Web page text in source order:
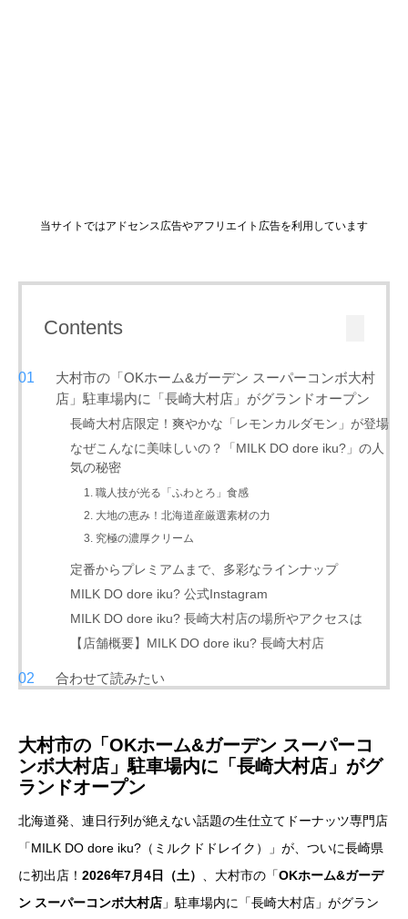
当サイトではアドセンス広告やアフリエイト広告を利用しています
Contents
大村市の「OKホーム&ガーデン スーパーコンボ大村
店」駐車場内に「長崎大村店」がグランドオープン
長崎大村店限定！爽やかな「レモンカルダモン」が登場
なぜこんなに美味しいの？「MILK DO dore iku?」の人
気の秘密
1. 職人技が光る「ふわとろ」食感
2. 大地の恵み！北海道産厳選素材の力
3. 究極の濃厚クリーム
定番からプレミアムまで、多彩なラインナップ
MILK DO dore iku? 公式Instagram
MILK DO dore iku? 長崎大村店の場所やアクセスは
【店舗概要】MILK DO dore iku? 長崎大村店
合わせて読みたい
大村市の「OKホーム&ガーデン スーパーコ
ンボ大村店」駐車場内に「長崎大村店」がグ
ランドオープン
北海道発、連日行列が絶えない話題の生仕立てドーナッツ専門店
「MILK DO dore iku?（ミルクドドレイク）」が、ついに長崎県
に初出店！ 2026年7月4日（土） 、大村市の「OKホーム&ガーデ
ン スーパーコンボ大村店 」駐車場内に「長崎大村店」がグラン